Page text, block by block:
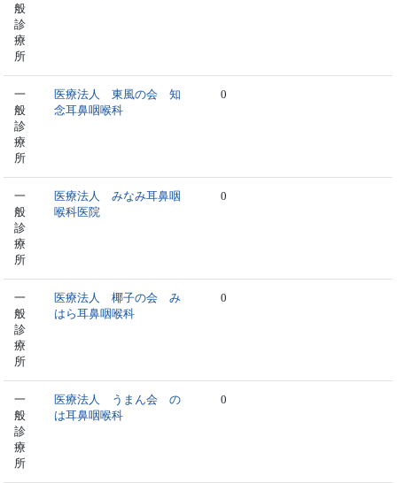
般
診
療
所
一
般
診
療
所
医療法人 東風の会 知
念耳鼻咽喉科
0
一
般
診
療
所
医療法人 みなみ耳鼻咽
喉科医院
0
一
般
診
療
所
医療法人 椰子の会 み
はら耳鼻咽喉科
0
一
般
診
療
所
医療法人 うまん会 の
は耳鼻咽喉科
0